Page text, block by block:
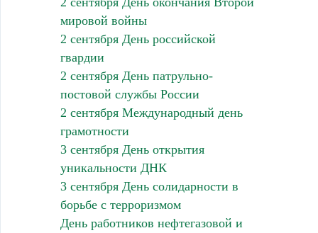
мировой войны
2 сентября День российской
гвардии
2 сентября День патрульно-
постовой службы России
2 сентября Международный день
грамотности
3 сентября День открытия
уникальности ДНК
3 сентября День солидарности в
борьбе с терроризмом
День работников нефтегазовой и